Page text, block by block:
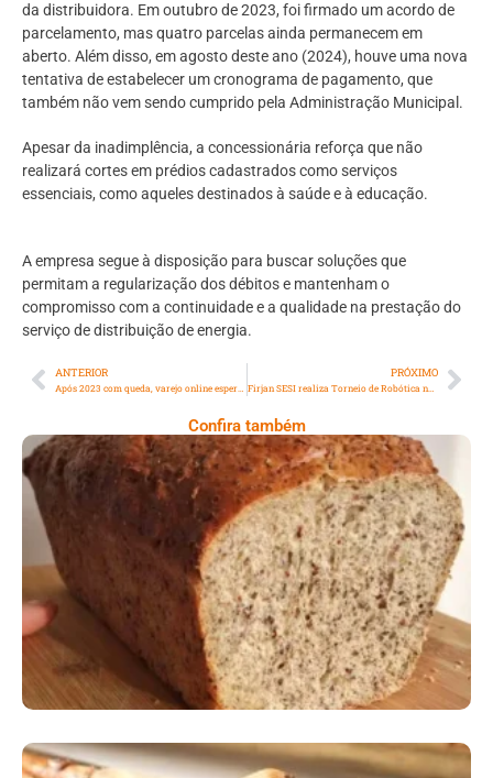
da distribuidora. Em outubro de 2023, foi firmado um acordo de
parcelamento, mas quatro parcelas ainda permanecem em
aberto. Além disso, em agosto deste ano (2024), houve uma nova
tentativa de estabelecer um cronograma de pagamento, que
também não vem sendo cumprido pela Administração Municipal.
Apesar da inadimplência, a concessionária reforça que não
realizará cortes em prédios cadastrados como serviços
essenciais, como aqueles destinados à saúde e à educação.
A empresa segue à disposição para buscar soluções que
permitam a regularização dos débitos e mantenham o
compromisso com a continuidade e a qualidade na prestação do
serviço de distribuição de energia.
ANTERIOR PRÓXIMO
Firjan SESI realiza Torneio de Robótica no Parque Olímpico com inscrições gratuitas abertas ao público
Confira também
Comer Bem: Pão Low Carb